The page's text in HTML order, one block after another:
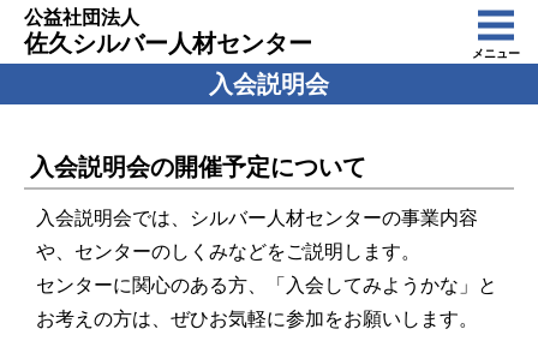
公益社団法人
佐久シルバー人材センター メニュー
入会説明会
入会説明会の開催予定について
入会説明会では、シルバー人材センターの事業内容
や、センターのしくみなどをご説明します。
センターに関心のある方、「入会してみようかな」と
お考えの方は、ぜひお気軽に参加をお願いします。